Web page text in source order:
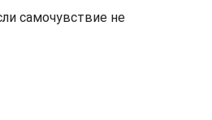
самочувствие не